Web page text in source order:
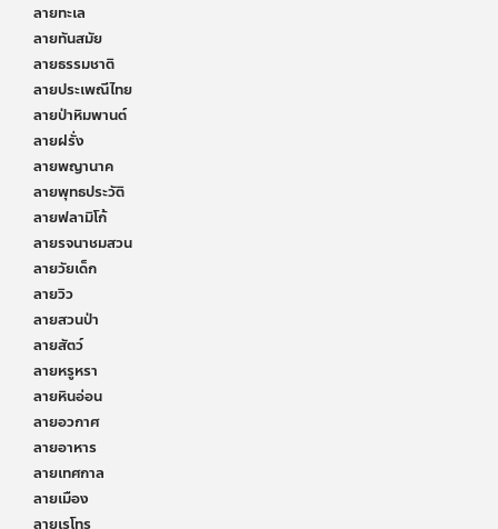
ลายทะเล
ลายทันสมัย
ลายธรรมชาติ
ลายประเพณีไทย
ลายป่าหิมพานต์
ลายฝรั่ง
ลายพญานาค
ลายพุทธประวัติ
ลายฟลามิโก้
ลายรจนาชมสวน
ลายวัยเด็ก
ลายวิว
ลายสวนป่า
ลายสัตว์
ลายหรูหรา
ลายหินอ่อน
ลายอวกาศ
ลายอาหาร
ลายเทศกาล
ลายเมือง
ลายเรโทร